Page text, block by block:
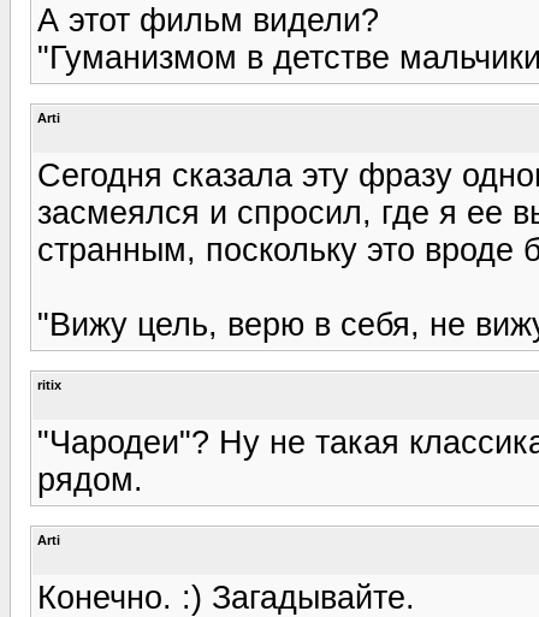
А этот фильм видели?
"Гуманизмом в детстве
Arti
Сегодня сказала эту фразу
засмеялся и спросил, где я ее
странным, поскольку это вроде
"Вижу цель, верю в себя, не
ritix
"Чародеи"? Ну не такая
рядом.
Arti
Конечно. :) Загадывайте.